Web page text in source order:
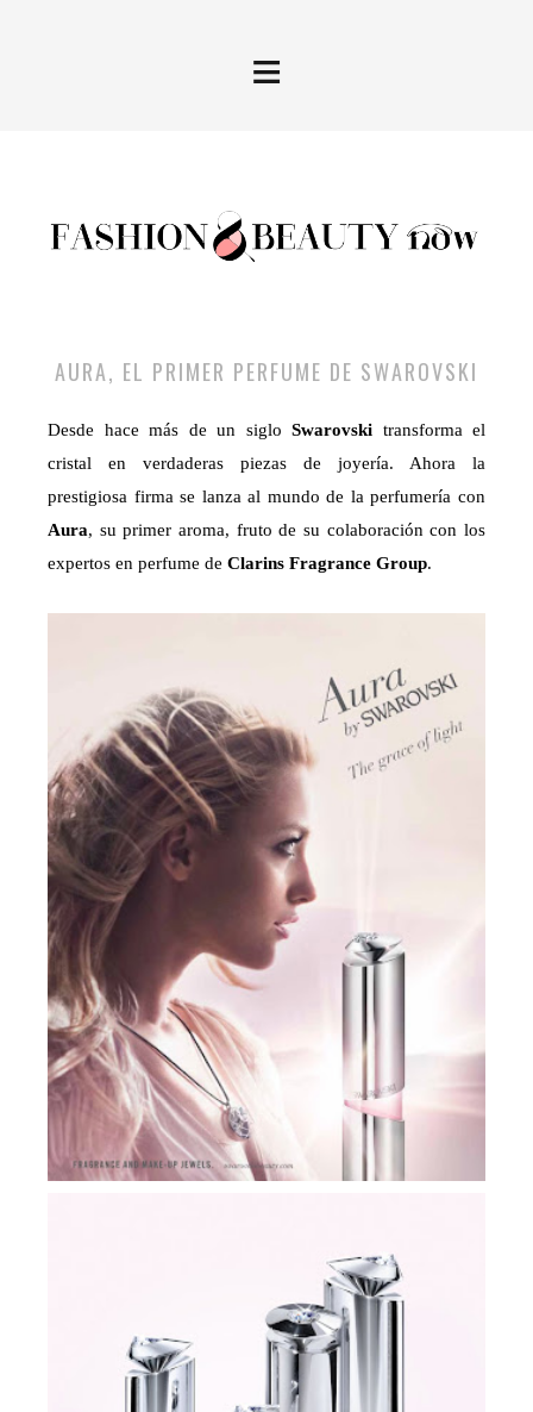
≡
AURA, EL PRIMER PERFUME DE SWAROVSKI
Desde hace más de un siglo Swarovski transforma el
cristal en verdaderas piezas de joyería. Ahora la
prestigiosa firma se lanza al mundo de la perfumería con
Aura, su primer aroma, fruto de su colaboración con los
expertos en perfume de Clarins Fragrance Group.